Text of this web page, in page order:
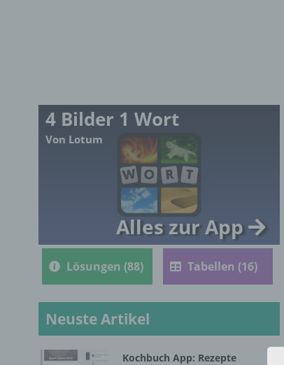
4 Bilder 1 Wort
Von Lotum
Alles zur App
Lösungen (88) Tabellen (16)
Neuste Artikel
Kochbuch App: Rezepte